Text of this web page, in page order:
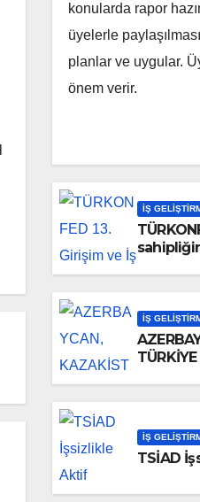
konularda rapor
üyelerle
planlar ve uygular.
önem verir.
İŞ
İŞ
İŞ
TSİAD